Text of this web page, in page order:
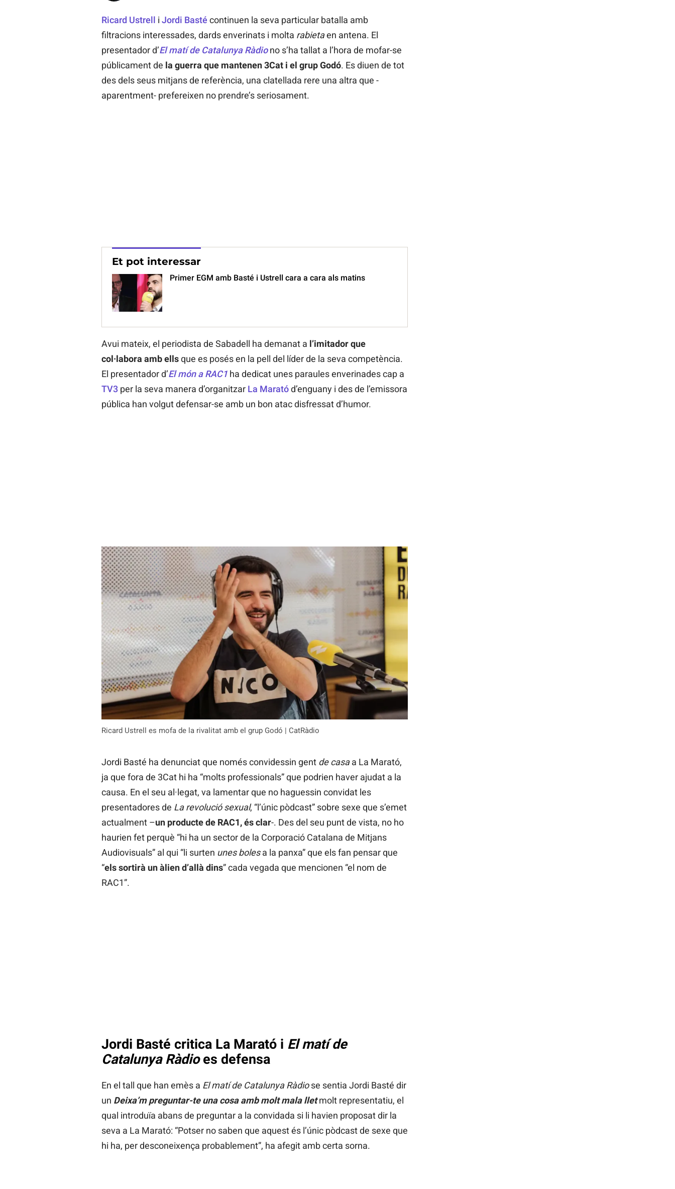
Ricard Ustrell i Jordi Basté continuen la seva particular batalla amb
filtracions interessades, dards enverinats i molta rabietaen antena. El
presentador d’El matí de Catalunya Ràdiono s’ha tallat a l’hora de mofar-se
públicament de la guerra que mantenen 3Cat i el grup Godó. Es diuen de tot
des dels seus mitjans de referència, una clatellada rere una altra que -
aparentment- prefereixen no prendre’s seriosament.
Et pot interessar
Primer EGM amb Basté i Ustrell cara a cara als matins
Avui mateix, el periodista de Sabadell ha demanat a l’imitador que
col·labora amb ellsque es posés en la pell del líder de la seva competència.
El presentador d’El món a RAC1ha dedicat unes paraules enverinades cap a
TV3per la seva manera d’organitzar La Maratód’enguany i des de l’emissora
pública han volgut defensar-se amb un bon atac disfressat d’humor.
Ricard Ustrell es mofa de la rivalitat amb el grup Godó | CatRàdio
Jordi Basté ha denunciat que només convidessin gent de casaa La Marató,
ja que fora de 3Cat hi ha “molts professionals” que podrien haver ajudat a la
causa. En el seu al·legat, va lamentar que no haguessin convidat les
presentadores de La revolució sexual, “l’únic pòdcast” sobre sexe que s’emet
actualment –un producte de RAC1, és clar-. Des del seu punt de vista, no ho
haurien fet perquè “hi ha un sector de la Corporació Catalana de Mitjans
Audiovisuals” al qui “li surten unes bolesa la panxa” que els fan pensar que
“els sortirà un àlien d’allà dins” cada vegada que mencionen “el nom de
RAC1”.
Jordi Basté critica La Marató i El matí de
Catalunya Ràdioes defensa
En el tall que han emès a El matí de Catalunya Ràdiose sentia Jordi Basté dir
un Deixa’m preguntar-te una cosa amb molt mala lletmolt representatiu, el
qual introduïa abans de preguntar a la convidada si li havien proposat dir la
seva a La Marató: “Potser no saben que aquest és l’únic pòdcast de sexe que
hi ha, per desconeixença probablement”, ha afegit amb certa sorna.